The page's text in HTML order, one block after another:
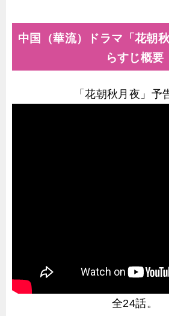
中国（華流）ドラマ「花朝
らすじ概要
「花朝秋月夜」予
全24話。